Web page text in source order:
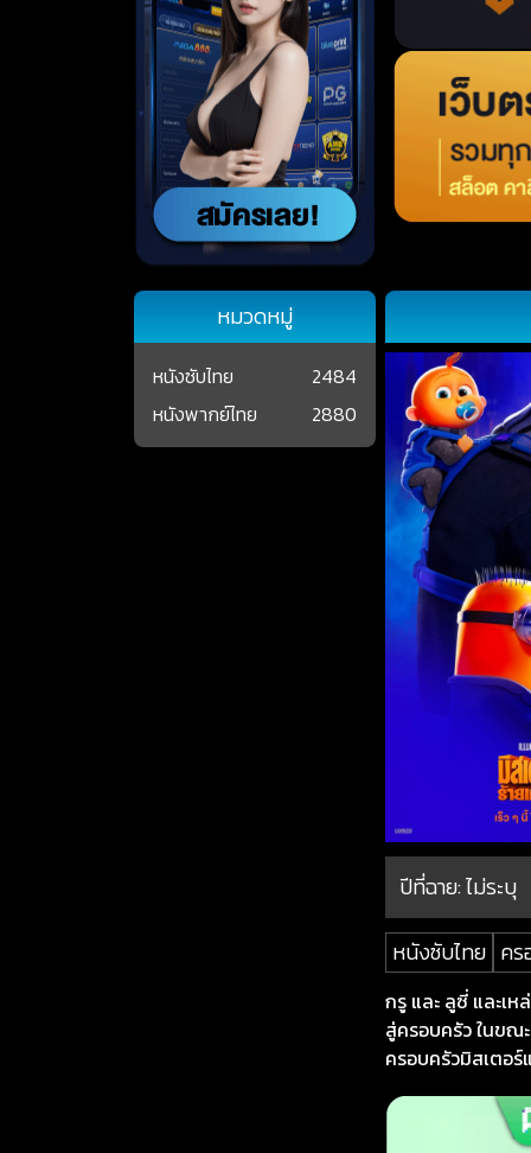
ปีที่ฉาย:ไม่ระบุ
หนังซับไทย คร
กรู และ ลูซี่ และเ
สู่ครอบครัว ในขณ
ครอบครัวมิสเตอ
หมวดหมู่
หนังซับไทย
2484
หนังพากย์ไทย
2880